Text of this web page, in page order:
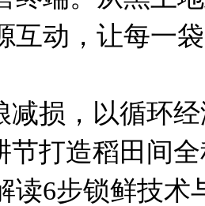
互动，让每一
损，以循环经
打造稻田间全
读6步锁鲜技术